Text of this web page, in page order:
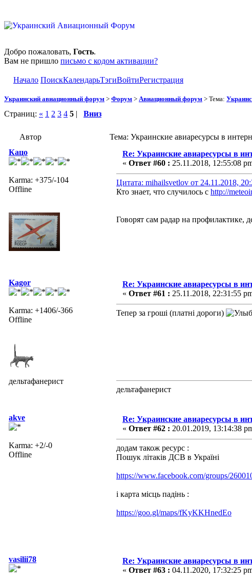
Добро пожаловать, Гость.
Вам не пришло письмо с кодом активации?
Начало ПоискКалендарьТэгиВойтиРегистрация
Украинский авиационный форум > Форум > Авиационный форум > Тема:
Страниц: « 1 2 3 4 5 | Вниз
Автор
Тема: Украинские авиаресурсы в
Кацо
Karma: +375/-104
Offline
Re: Украинские авиаресурсы в
« Ответ #60 : 25.11.2018, 12:55:08
Цитата: mihailsvetlov от 24.11.2018,
Кто знает, что случилось с http://
Говорят сам радар на профилактике,
Kagor
Karma: +1406/-366
Offline
дельтафанерист
Re: Украинские авиаресурсы в
« Ответ #61 : 25.11.2018, 22:31:55
Тепер за гроші (платні дороги)
дельтафанерист
akve
Karma: +2/-0
Offline
Re: Украинские авиаресурсы в
« Ответ #62 : 20.01.2019, 13:14:38
додам також ресурс :
Пошук літаків ДСВ в Україні
https://www.facebook.com/groups/
і карта місць падінь :
https://goo.gl/maps/fKyKKHnedEo
vasilii78
Re: Украинские авиаресурсы в
« Ответ #63 : 04.11.2020, 17:32:25